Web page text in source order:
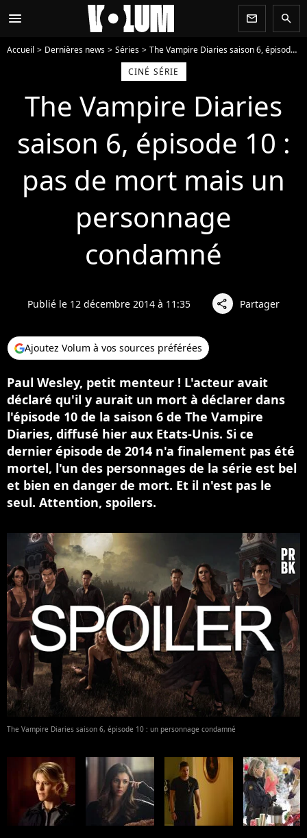
menu newsletter search
Accueil Dernières news Séries
The Vampire Diaries saison 6, épisode 10 : pas de mort mais un personnage condamné
CINÉ SÉRIE
The Vampire Diaries
saison 6, épisode 10 :
pas de mort mais un
personnage
condamné
Publié le 12 décembre 2014 à 11:35 share Partager
Ajoutez Volum à vos sources préférées
Paul Wesley, petit menteur ! L'acteur avait
déclaré qu'il y aurait un mort à déclarer dans
l'épisode 10 de la saison 6 de The Vampire
Diaries, diffusé hier aux Etats-Unis. Si ce
dernier épisode de 2014 n'a finalement pas été
mortel, l'un des personnages de la série est bel
et bien en danger de mort. Et il n'est pas le
seul. Attention, spoilers.
The Vampire Diaries saison 6, épisode 10 : un personnage condamné